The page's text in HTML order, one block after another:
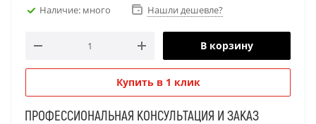
Наличие: много Нашли дешевле?
В корзину
Купить в 1 клик
ПРОФЕССИОНАЛЬНАЯ КОНСУЛЬТАЦИЯ И ЗАКАЗ